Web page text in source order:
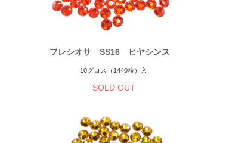
プレシオサ SS16 ヒヤシンス
10グロス（1440粒）入
SOLD OUT